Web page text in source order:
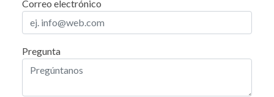
Correo electrónico
Pregunta